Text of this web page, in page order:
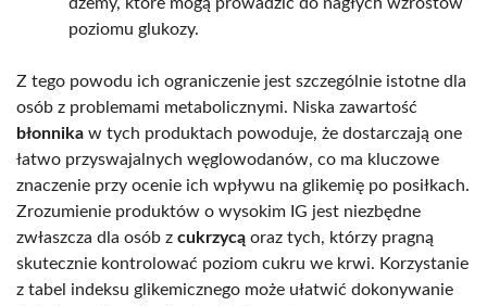
poziomu glukozy.
Z tego powodu ich ograniczenie jest szczególnie istotne dla
osób z problemami metabolicznymi. Niska zawartość
błonnika w tych produktach powoduje, że dostarczają one
łatwo przyswajalnych węglowodanów, co ma kluczowe
znaczenie przy ocenie ich wpływu na glikemię po posiłkach.
Zrozumienie produktów o wysokim IG jest niezbędne
zwłaszcza dla osób z cukrzycą oraz tych, którzy pragną
skutecznie kontrolować poziom cukru we krwi. Korzystanie
z tabel indeksu glikemicznego może ułatwić dokonywanie